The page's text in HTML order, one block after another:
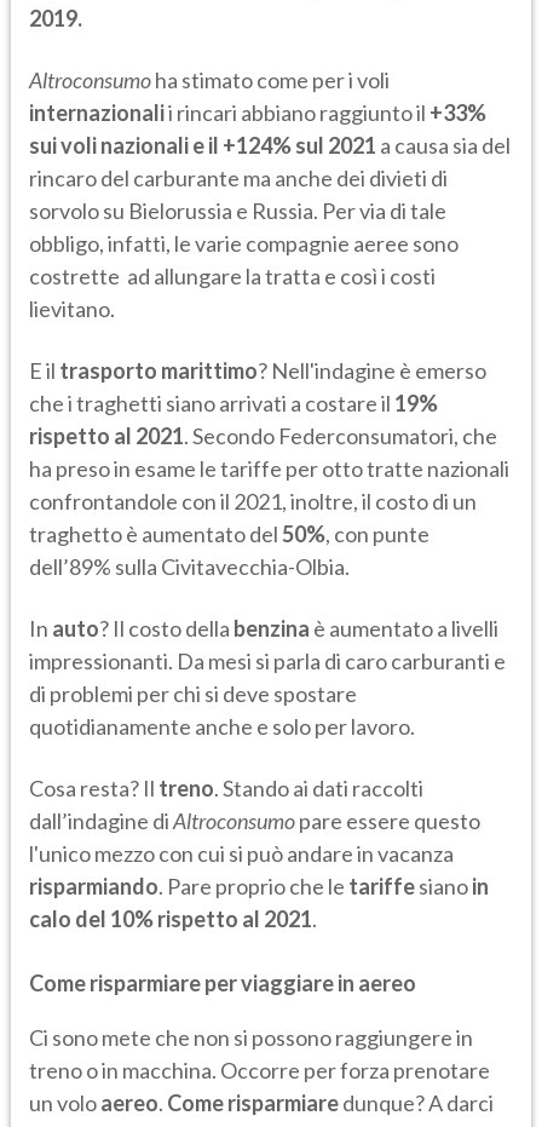
2019.
Altroconsumoha stimato come per i voli
internazionalii rincari abbiano raggiunto il +33%
sui voli nazionali e il +124% sul 2021 a causa sia del
rincaro del carburante ma anche dei divieti di
sorvolo su Bielorussia e Russia. Per via di tale
obbligo, infatti, le varie compagnie aeree sono
costrette ad allungare la tratta e così i costi
lievitano.
E il trasporto marittimo? Nell'indagine è emerso
che i traghetti siano arrivati a costare il 19%
rispetto al 2021. Secondo Federconsumatori, che
ha preso in esame le tariffe per otto tratte nazionali
confrontandole con il 2021, inoltre, il costo di un
traghetto è aumentato del50%, con punte
dell’89% sulla Civitavecchia-Olbia.
In auto? Il costo della benzina è aumentato a livelli
impressionanti. Da mesi si parla di caro carburanti e
di problemi per chi si deve spostare
quotidianamente anche e solo per lavoro.
Cosa resta? Il treno. Stando ai dati raccolti
dall’indagine diAltroconsumopare essere questo
l'unico mezzo con cui si può andare in vacanza
risparmiando. Pare proprio che le tariffesianoin
calo del 10% rispetto al 2021.
Come risparmiare per viaggiare in aereo
Ci sono mete che non si possono raggiungere in
treno o in macchina. Occorre per forza prenotare
un voloaereo. Come risparmiaredunque? A darci